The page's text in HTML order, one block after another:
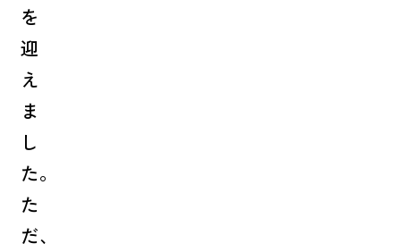
を
迎
え
ま
し
た。
た
だ、